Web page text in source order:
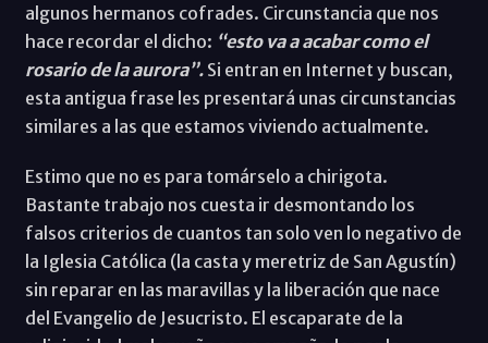
algunos hermanos cofrades. Circunstancia que nos
hace recordar el dicho: “esto va a acabar como el
rosario de la aurora”.Si entran en Internet y buscan,
esta antigua frase les presentará unas circunstancias
similares a las que estamos viviendo actualmente.
Estimo que no es para tomárselo a chirigota.
Bastante trabajo nos cuesta ir desmontando los
falsos criterios de cuantos tan solo ven lo negativo de
la Iglesia Católica (la casta y meretriz de San Agustín)
sin reparar en las maravillas y la liberación que nace
del Evangelio de Jesucristo. El escaparate de la